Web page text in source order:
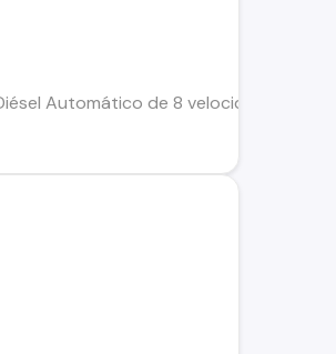
Automático de 8 velocidades